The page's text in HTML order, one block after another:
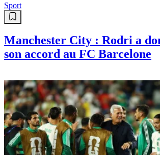
Sport
Manchester City : Rodri a
son accord au FC Barcelone